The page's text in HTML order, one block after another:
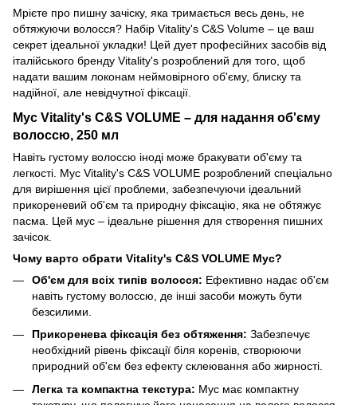
Мрієте про пишну зачіску, яка тримається весь день, не
обтяжуючи волосся? Набір Vitality's C&S Volume – це ваш
секрет ідеальної укладки! Цей дует професійних засобів від
італійського бренду Vitality's розроблений для того, щоб
надати вашим локонам неймовірного об'єму, блиску та
надійної, але невідчутної фіксації.
Мус Vitality's C&S VOLUME – для надання об'єму
волоссю, 250 мл
Навіть густому волоссю іноді може бракувати об'єму та
легкості. Мус Vitality's C&S VOLUME розроблений спеціально
для вирішення цієї проблеми, забезпечуючи ідеальний
прикореневий об'єм та природну фіксацію, яка не обтяжує
пасма. Цей мус – ідеальне рішення для створення пишних
зачісок.
Чому варто обрати Vitality's C&S VOLUME Мус?
Об'єм для всіх типів волосся: Ефективно надає об'єм
навіть густому волоссю, де інші засоби можуть бути
безсилими.
Прикоренева фіксація без обтяження: Забезпечує
необхідний рівень фіксації біля коренів, створюючи
природний об'єм без ефекту склеювання або жирності.
Легка та компактна текстура: Мус має компактну